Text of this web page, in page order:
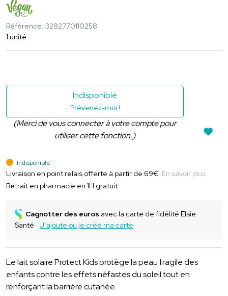
Référence: 3282770110258
1 unité
Indisponible
Prévenez-moi !
(Merci de vous connecter à votre compte pour
utiliser cette fonction.)
Indisponible
Livraison en point relais offerte à partir de 69€ En savoir plus
Retrait en pharmacie en 1H gratuit
Cagnotter des euros avec la carte de fidélité Elsie
Santé
J’ajoute ou je crée ma carte
Le lait solaire Protect Kids protège la peau fragile des
enfants contre les effets néfastes du soleil tout en
renforçant la barrière cutanée.